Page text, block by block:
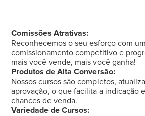
Comissões Atrativas:
Reconhecemos o seu esforço com
comissionamento competitivo e
mais você vende, mais você ganha!
Produtos de Alta Conversão:
Nossos cursos são completos,
aprovação, o que facilita a indicação
chances de venda.
Variedade de Cursos: